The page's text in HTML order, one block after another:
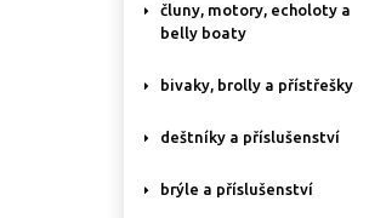
čluny, motory, echoloty a
belly boaty
bivaky, brolly a přístřešky
deštníky a příslušenství
brýle a příslušenství